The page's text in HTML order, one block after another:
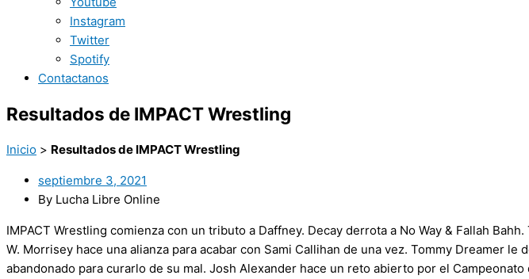
Instagram
Twitter
Spotify
Contactanos
Resultados de IMPACT Wrestling
Inicio > Resultados de IMPACT Wrestling
septiembre 3, 2021
By Lucha Libre Online
IMPACT Wrestling comienza con un tributo a Daffney. Decay derrota a No Way & Fallah
W. Morrisey hace una alianza para acabar con Sami Callihan de una vez. Tommy Dreamer
abandonado para curarlo de su mal. Josh Alexander hace un reto abierto por el